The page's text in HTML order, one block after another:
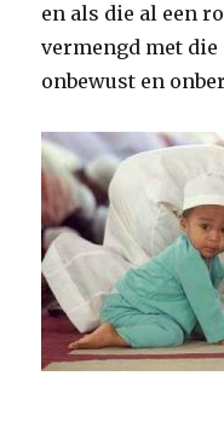
en als die al een
vermengd met die
onbewust en